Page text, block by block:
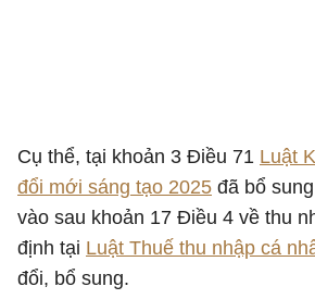
Cụ thể, tại khoản 3 Điều 71 Luật
đổi mới sáng tạo 2025 đã bổ
vào sau khoản 17 Điều 4 về thu
định tại Luật Thuế thu nhập cá
đổi, bổ sung.